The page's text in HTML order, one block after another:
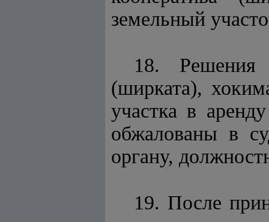
земельный
18. Решения
(ширката),
участка в
обжалованы в
органу,
19. После